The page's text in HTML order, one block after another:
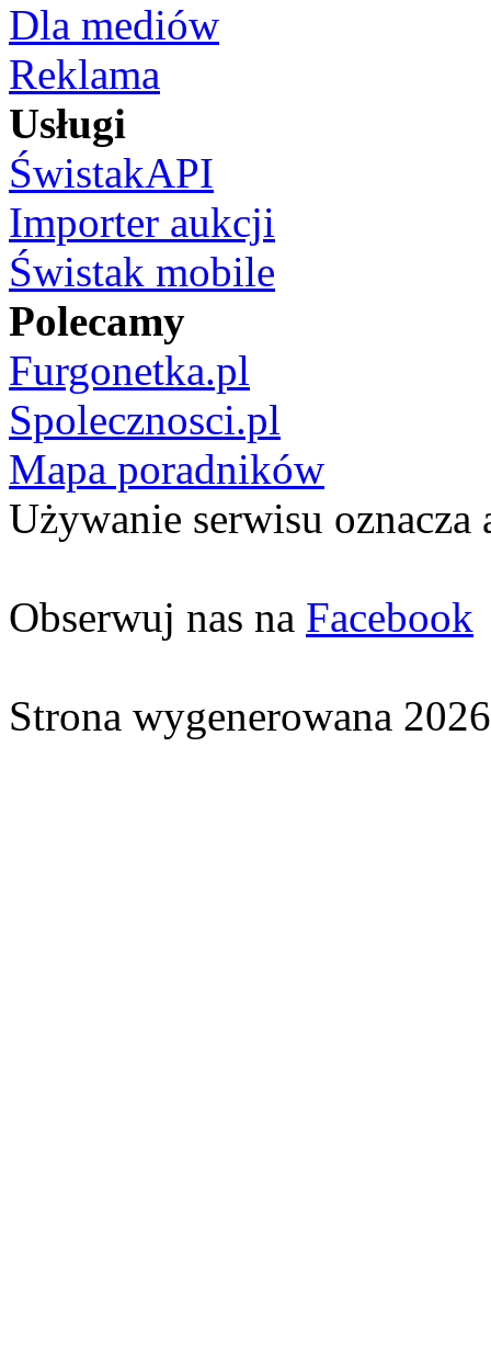
Dla mediów
Reklama
Usługi
ŚwistakAPI
Importer aukcji
Świstak mobile
Polecamy
Furgonetka.pl
Spolecznosci.pl
Mapa poradników
Używanie serwisu oznacza
Obserwuj nas na Facebook
Strona wygenerowana